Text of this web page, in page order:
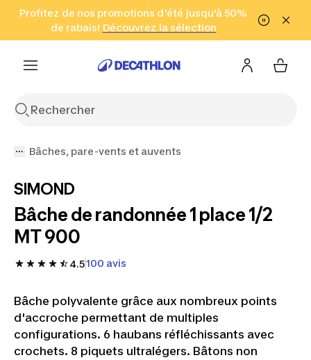
Aller à la recherche Aller au contenu Aller au pied de
Profitez de nos promotions d'été jusqu'à 50%
de rabais! Découvrez la sélection
Cliquez ici
en seulement 2 h!
(Zones sélectionnées)
Bâches, pare-vents et auvents
SIMOND
Bâche de randonnée 1 place 1/2
MT 900
4.5100 avis
Bâche polyvalente grâce aux nombreux points
d'accroche permettant de multiples
configurations. 6 haubans réfléchissants avec
crochets. 8 piquets ultralégers. Bâtons non